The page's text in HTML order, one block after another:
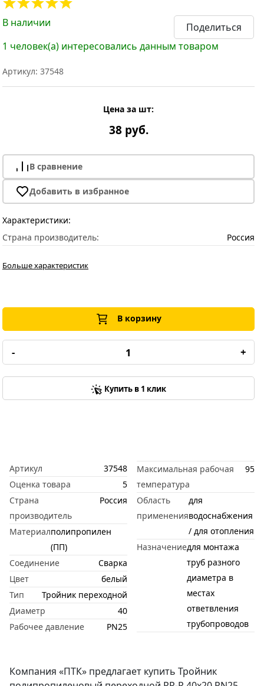
В наличии
Поделиться
1 человек(а) интересовались данным товаром
Артикул: 37548
Цена за шт:
38 руб.
В сравнение
Добавить в избранное
Характеристики:
Страна производитель:
Россия
Больше характеристик
В корзину
- +
Купить в 1 клик
Артикул
37548
Оценка товара
5
Страна
производитель
Россия
Материалполипропилен
(ПП)
Соединение
Сварка
Цвет
белый
Тип
Тройник переходной
Диаметр
40
Рабочее давление
PN25
Максимальная рабочая
температура
95
Область
применения
для
водоснабжения
/ для отопления
Назначениедля монтажа
труб разного
диаметра в
местах
ответвления
трубопроводов
Компания «ПТК» предлагает купить Тройник